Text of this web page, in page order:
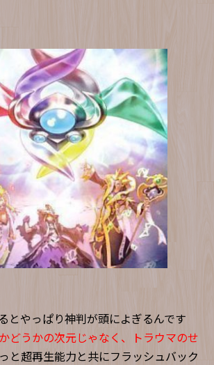
とやっぱり神判が頭によぎるんです
どうかの次元じゃなく、トラウマのせ
と超再生能力と共にフラッシュバック